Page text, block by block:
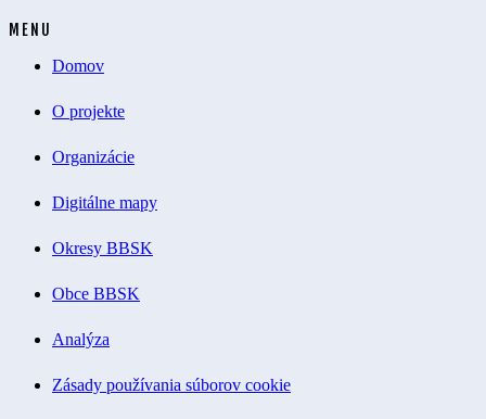
MENU
Domov
O projekte
Organizácie
Digitálne mapy
Okresy BBSK
Obce BBSK
Analýza
Zásady používania súborov cookie